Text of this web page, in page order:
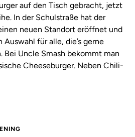
auf den Tisch gebracht, jetzt
In der Schulstraße hat der
neuen Standort eröffnet und
für alle, die’s gerne
Bei Uncle Smash bekommt man
Cheeseburger. Neben Chili-